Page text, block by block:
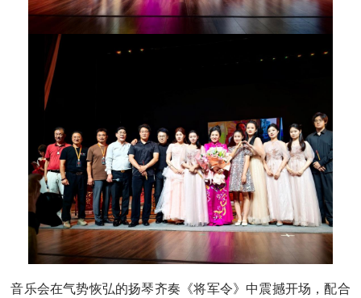
音乐会在气势恢弘的扬琴齐奏《将军令》中震撼开场，配合